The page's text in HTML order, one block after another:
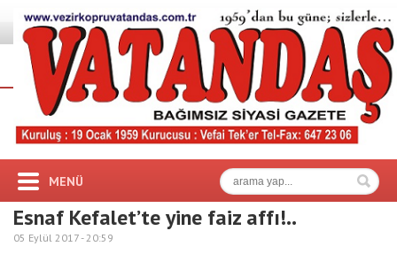
MENÜ
Esnaf Kefalet’te yine faiz affı!..
05 Eylül 2017 -20:59